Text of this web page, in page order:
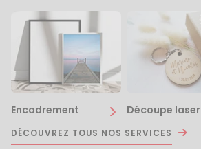
Encadrement Découpe laser
DÉCOUVREZ TOUS NOS SERVICES